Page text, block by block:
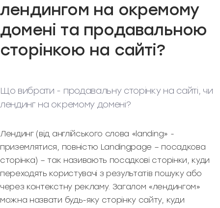
лендингом на окремому
домені та продавальною
сторінкою на сайті?
Що вибрати - продавальну сторінку на сайті, чи
лендинг на окремому домені?
Лендинг (від англійського слова «landing» -
приземлятися, повністю Landingpage – посадкова
сторінка) – так називають посадкові сторінки, куди
переходять користувачі з результатів пошуку або
через контекстну рекламу. Загалом «лендингом»
можна назвати будь-яку сторінку сайту, куди